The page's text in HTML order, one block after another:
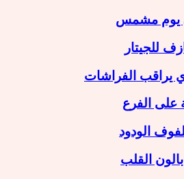
يوم مشمس
للجيتار
يراقب الفراشات
على الفرع
الودود
القلب